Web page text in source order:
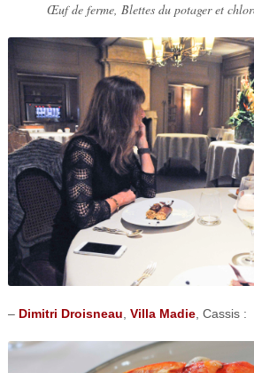
Œuf de ferme, Blettes du potager et
– Dimitri Droisneau Villa Madie, Cassis :